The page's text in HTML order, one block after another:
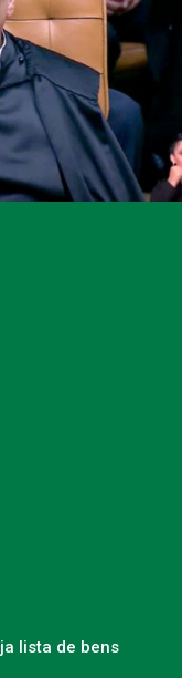
lista de bens